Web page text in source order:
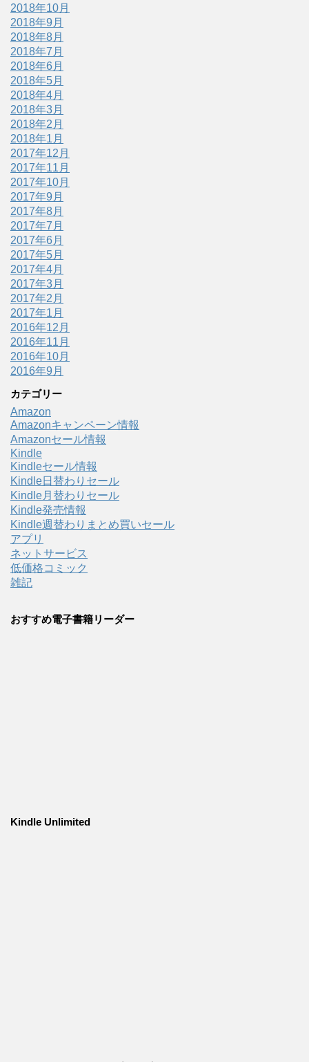
2018年10月
2018年9月
2018年8月
2018年7月
2018年6月
2018年5月
2018年4月
2018年3月
2018年2月
2018年1月
2017年12月
2017年11月
2017年10月
2017年9月
2017年8月
2017年7月
2017年6月
2017年5月
2017年4月
2017年3月
2017年2月
2017年1月
2016年12月
2016年11月
2016年10月
2016年9月
カテゴリー
Amazon
Amazonキャンペーン情報
Amazonセール情報
Kindle
Kindleセール情報
Kindle日替わりセール
Kindle月替わりセール
Kindle発売情報
Kindle週替わりまとめ買いセール
アプリ
ネットサービス
低価格コミック
雑記
おすすめ電子書籍リーダー
Kindle Unlimited